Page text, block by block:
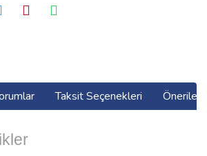
Taksit Seçenekleri